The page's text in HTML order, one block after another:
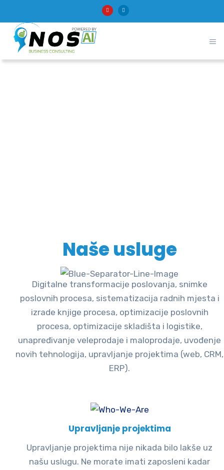
Naše usluge
Digitalne transformacije poslovanja, snimke
poslovnih procesa, sistematizacija radnih mjesta i
izrade knjige procesa, optimizacije poslovnih
procesa, optimizacije skladišta i logistike,
unapređivanje veleprodaje i maloprodaje, uvođenje
novih tehnologija, upravljanje projektima (web, CRM,
ERP).
Upravljanje projektima
Upravljanje projektima nije nikada bilo lakše uz
našu uslugu. Ne morate imati zaposleni kadar